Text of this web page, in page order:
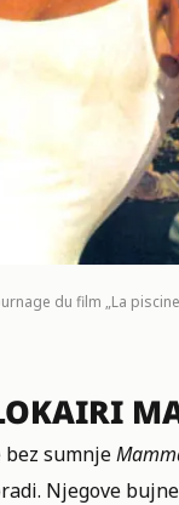
du film „La
bez sumnje
Njegove